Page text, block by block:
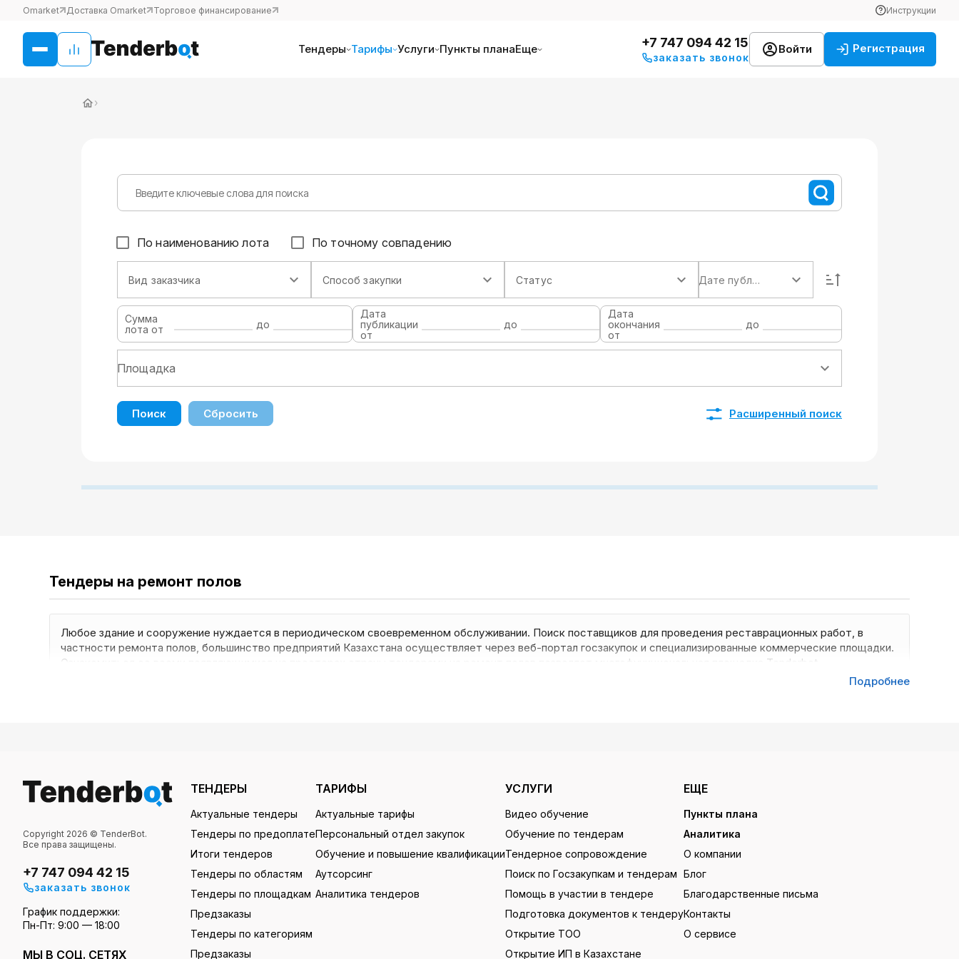
Omarket Доставка Omarket Торговое финансирование Инструкции
Тендеры Тарифы Услуги Пункты планаЕще +7 747 094 42 15
заказать звонок
Войти Регистрация
›
По наименованию лота По точному совпадению
Вид заказчика Способ закупки Статус Дате публикации
Сумма
лота от
до
Дата
публикации
от
до
Дата
окончания
от
до
Поиск Сбросить Расширенный поиск
Тендеры на ремонт полов
Любое здание и сооружение нуждается в периодическом своевременном обслуживании. Поиск поставщиков для проведения реставрационных работ, в
частности ремонта полов, большинство предприятий Казахстана осуществляет через веб-портал госзакупок и специализированные коммерческие площадки.
Ознакомиться со всеми появляющимися на просторах страны тендерами на ремонт полов позволяет многофункциональная площадка Tenderbot.
на страницах нашего сайта — их можно отфильтровывать в соответствии с потребностями, сохранять сгенерированные списки в удобном для работы Excel файле
на компьютере, переправлять партнерам на электронную почту. На сервисе имеется база с актуальными партнерскими предложениями, где можно оперативно
найти поставщика товаров и услуг, заключить выгодную сделку, даже не принимая непосредственного участия в закупке (контакты доступны только
пользователям, имеющим платную подписку).
Участвуйте в тендерах на ремонт полов через сервис Tenderbot!
Экономите время и силы. Не тратите их на бессмысленное просиживание на множестве сайтов, получаете самую свежую и актуальную информацию в
Подробнее
Copyright 2026 © TenderBot.
Все права защищены.
+7 747 094 42 15
заказать звонок
График поддержки:
Пн-Пт: 9:00 — 18:00
МЫ В СОЦ. СЕТЯХ
ТЕНДЕРЫ
Актуальные тендеры
Тендеры по предоплате
Итоги тендеров
Тендеры по областям
Тендеры по площадкам
Предзаказы
Тендеры по категориям
Предзаказы
ТАРИФЫ
Актуальные тарифы
Персональный отдел закупок
Обучение и повышение квалификации
Аутсорсинг
Аналитика тендеров
УСЛУГИ
Видео обучение
Обучение по тендерам
Тендерное сопровождение
Поиск по Госзакупкам и тендерам
Помощь в участии в тендере
Подготовка документов к тендеру
Открытие ТОО
Открытие ИП в Казахстане
ЕЩЕ
Пункты плана
Аналитика
О компании
Блог
Благодарственные письма
Контакты
О сервисе